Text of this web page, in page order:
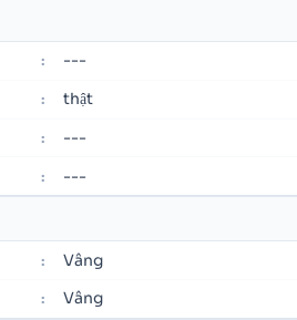
: ---
: thật
: ---
: ---
: Vâng
: Vâng